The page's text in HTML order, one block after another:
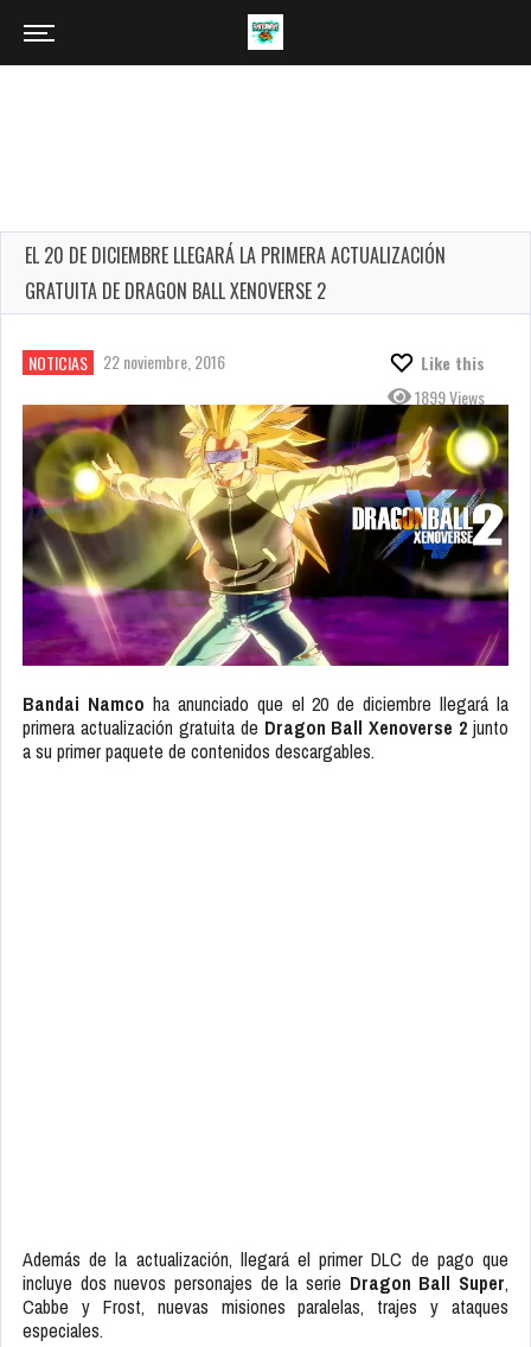
EL 20 DE DICIEMBRE LLEGARÁ LA PRIMERA ACTUALIZACIÓN
GRATUITA DE DRAGON BALL XENOVERSE 2
NOTICIAS 22 noviembre, 2016
Like this
1899 Views
Bandai Namco ha anunciado que el 20 de diciembre llegará la
primera actualización gratuita de Dragon Ball Xenoverse 2 junto
a su primer paquete de contenidos descargables.
Además de la actualización, llegará el primer DLC de pago que
incluye dos nuevos personajes de la serie Dragon Ball Super,
Cabbe y Frost, nuevas misiones paralelas, trajes y ataques
especiales.